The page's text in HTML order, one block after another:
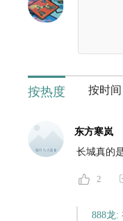
按热度 按时间
东方寒岚
长城真的
2
888龙: